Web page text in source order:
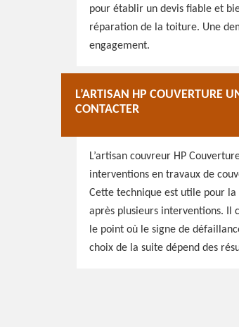
pour établir un devis fiable et
réparation de la toiture. Une
engagement.
L’ARTISAN HP COUVERTURE
CONTACTER
L’artisan couvreur HP
interventions en travaux de
Cette technique est utile pour
après plusieurs interventions. Il
le point où le signe de
choix de la suite dépend des